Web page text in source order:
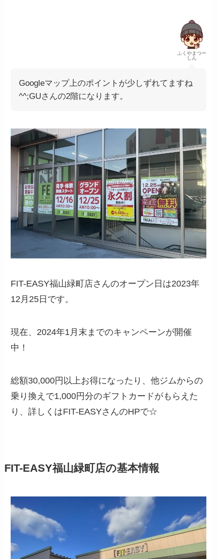
ふくやまつー
しん
Googleマップ上のポイントが少しずれてますね
^^;GUさんの2階になります。
FIT-EASY福山緑町店さんのオープン日は2023年
12月25日です。
現在、2024年1月末までのキャンペーンが開催
中！
総額30,000円以上お得になったり、他ジムからの
乗り換えで1,000円分のギフトカードがもらえた
り、詳しくはFIT-EASYさんのHPで☆
FIT-EASY福山緑町店の基本情報